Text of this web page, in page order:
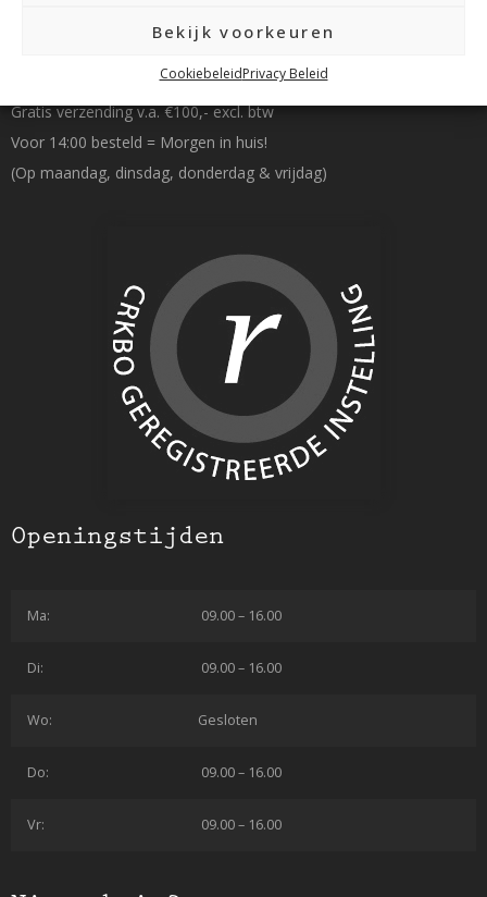
Bekijk voorkeuren
CookiebeleidPrivacy Beleid
Betalen & Verzenden
Gratis verzending v.a. €100,- excl. btw
Voor 14:00 besteld = Morgen in huis!
(Op maandag, dinsdag, donderdag & vrijdag)
Openingstijden
Ma: 09.00 – 16.00
Di: 09.00 – 16.00
Wo: Gesloten
Do: 09.00 – 16.00
Vr: 09.00 – 16.00